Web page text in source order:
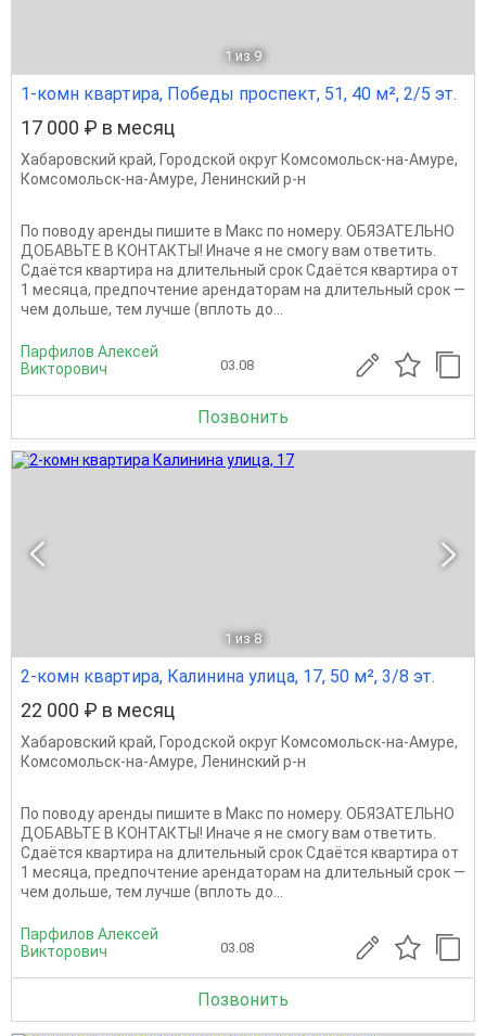
1 из 9
1-комн квартира, Победы проспект, 51, 40 м², 2/5 эт.
17 000 ₽ в месяц
Хабаровский край, Городской округ Комсомольск-на-Амуре,
Комсомольск-на-Амуре, Ленинский р-н
По поводу аренды пишите в Макс по номеру. ОБЯЗАТЕЛЬНО
ДОБАВЬТЕ В КОНТАКТЫ! Иначе я не смогу вам ответить.
Сдаётся квартира на длительный срок Сдаётся квартира от
1 месяца, предпочтение арендаторам на длительный срок —
чем дольше, тем лучше (вплоть до...
Парфилов Алексей
Викторович
03.08
Позвонить
1 из 8
2-комн квартира, Калинина улица, 17, 50 м², 3/8 эт.
22 000 ₽ в месяц
Хабаровский край, Городской округ Комсомольск-на-Амуре,
Комсомольск-на-Амуре, Ленинский р-н
По поводу аренды пишите в Макс по номеру. ОБЯЗАТЕЛЬНО
ДОБАВЬТЕ В КОНТАКТЫ! Иначе я не смогу вам ответить.
Сдаётся квартира на длительный срок Сдаётся квартира от
1 месяца, предпочтение арендаторам на длительный срок —
чем дольше, тем лучше (вплоть до...
Парфилов Алексей
Викторович
03.08
Позвонить